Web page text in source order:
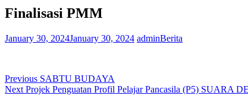
Finalisasi PMM
January 30, 2024January 30, 2024 adminBerita
Post
navigation
Previous Previous
post:
SABTU BUDAYA
Next Next
Projek Penguatan Profil Pelajar Pancasila (P5) SUARA